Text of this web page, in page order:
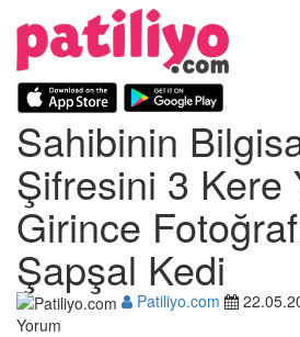
Sahibinin
Şifresini 3 Kere
Girince
Şapşal Kedi
Patiliyo.com
Yorum